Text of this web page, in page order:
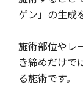
ゲン」の生成
施術部位やレ
き締めだけで
る施術です。